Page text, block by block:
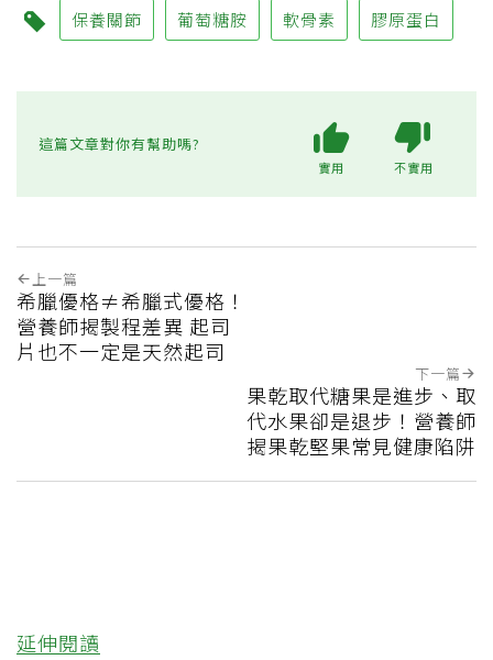
保養關節 葡萄糖胺 軟骨素 膠原蛋白
這篇文章對你有幫助嗎?
實用 不實用
上一篇
希臘優格≠希臘式優格！
營養師揭製程差異 起司
片也不一定是天然起司
下一篇
果乾取代糖果是進步、取
代水果卻是退步！營養師
揭果乾堅果常見健康陷阱
延伸閱讀